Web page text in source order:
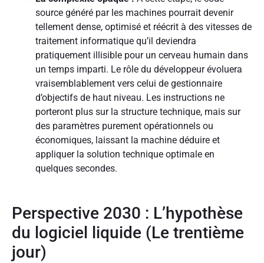
source généré par les machines pourrait devenir
tellement dense, optimisé et réécrit à des vitesses de
traitement informatique qu’il deviendra
pratiquement illisible pour un cerveau humain dans
un temps imparti. Le rôle du développeur évoluera
vraisemblablement vers celui de gestionnaire
d’objectifs de haut niveau. Les instructions ne
porteront plus sur la structure technique, mais sur
des paramètres purement opérationnels ou
économiques, laissant la machine déduire et
appliquer la solution technique optimale en
quelques secondes.
Perspective 2030 : L’hypothèse
du logiciel liquide (Le trentième
jour)